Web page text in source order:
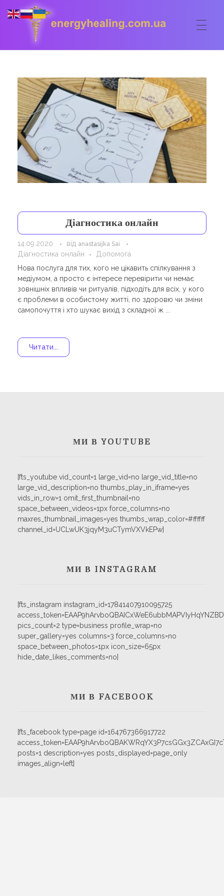
Energyhealing
Анастасія медіум,контактер,щоденник медіума,Майстер,цілительство,карма терапія,консультація онлайн,астрологія
ФОРУМ
ДОПОМОГА
Консультація онлайн
Сеанси
Астрологія
Очищення житла
Бізнес допомога
ШКОЛА
Кодекс
Ангельське цілительство
КОРИСНЕ
Сакральні тури
Діагностика онлайн
14.09.2020 від anastasijka Sai
Діагностика онлайн
Допомога
Нова послуга для тих, кого не цікавить спілкування з
медіумом, а просто є інтересе перевірити чи немає
зовнішніх впливів чи ритуалів, підходіть для всіх, у кого
є проблеми в особистому житті, по здоровю чи зміни
самопочуття і хто шукає вихід з складної ж ...
Читати...
МИ В YOUTUBE
[fts_youtube vid_count=1 large_vid=no large_vid_title=no
large_vid_description=no thumbs_play_in_iframe=yes
vids_in_row=1 omit_first_thumbnail=no
space_between_videos=1px force_columns=no
maxres_thumbnail_images=yes thumbs_wrap_color=#ffffff
channel_id=UCLwUK3jqyM3uCTymVXVkEPw]
МИ В INSTAGRAM
[fts_instagram instagram_id=17841407910095725
pics_count=2 type=business profile_wrap=no
super_gallery=yes columns=3 force_columns=no
space_between_photos=1px icon_size=65px
hide_date_likes_comments=no]
МИ В FACEBOOK
[fts_facebook type=page id=164767366917722
posts=1 description=yes posts_displayed=page_only
images_align=left]